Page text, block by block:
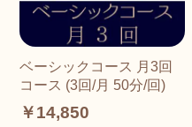
ベーシックコース 月3回
コース (3回/月 50分/回)
￥14,850